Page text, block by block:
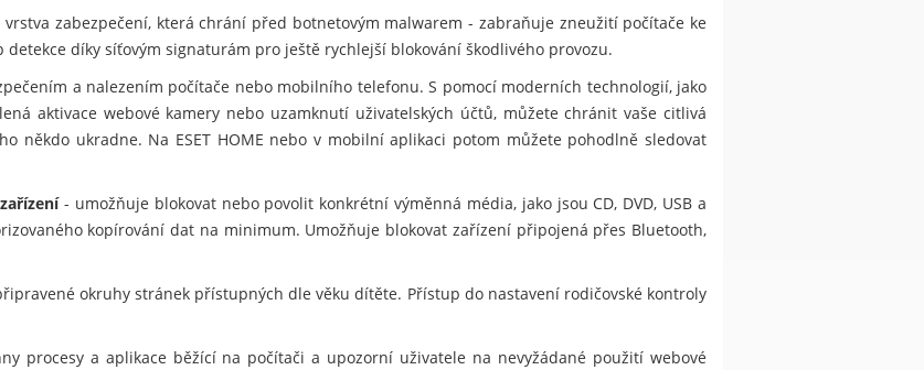
zabezpečení, která chrání před botnetovým malwarem - zabraňuje zneužití počítače ke
díky síťovým signaturám pro ještě rychlejší blokování škodlivého provozu.
a nalezením počítače nebo mobilního telefonu. S pomocí moderních technologií, jako
aktivace webové kamery nebo uzamknutí uživatelských účtů, můžete chránit vaše citlivá
někdo ukradne. Na ESET HOME nebo v mobilní aplikaci potom můžete pohodlně sledovat
- umožňuje blokovat nebo povolit konkrétní výměnná média, jako jsou CD, DVD, USB a
kopírování dat na minimum. Umožňuje blokovat zařízení připojená přes Bluetooth,
okruhy stránek přístupných dle věku dítěte. Přístup do nastavení rodičovské kontroly
procesy a aplikace běžící na počítači a upozorní uživatele na nevyžádané použití webové